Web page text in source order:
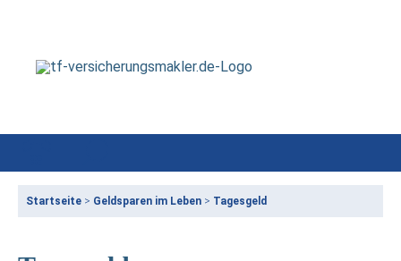
Startseite > Geldsparen im Leben > Tagesgeld